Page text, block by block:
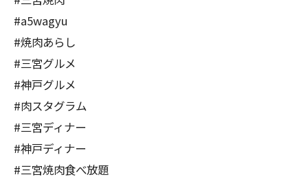
#a5wagyu
#焼肉あらし
#三宮グルメ
#神戸グルメ
#肉スタグラム
#三宮ディナー
#神戸ディナー
#三宮焼肉食べ放題